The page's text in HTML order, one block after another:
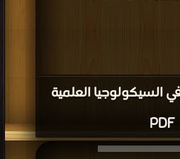
السيكولوجيا العلمية
PDF